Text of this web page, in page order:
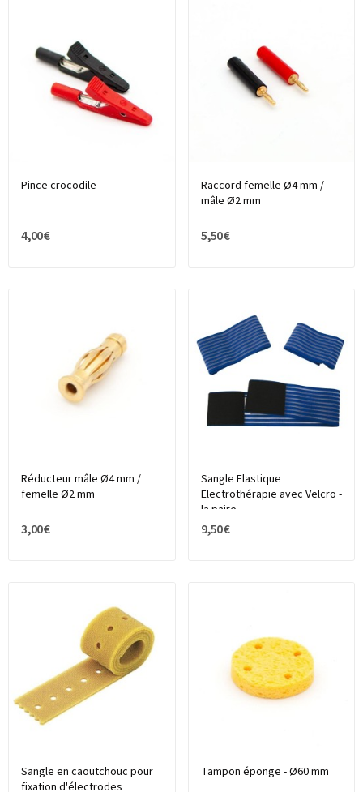
Pince crocodile
4,00 €
Raccord femelle Ø4 mm /
mâle Ø2 mm
5,50 €
Réducteur mâle Ø4 mm /
femelle Ø2 mm
3,00 €
Sangle Elastique
Electrothérapie avec Velcro -
la paire
9,50 €
Sangle en caoutchouc pour
fixation d'électrodes
Tampon éponge - Ø60 mm